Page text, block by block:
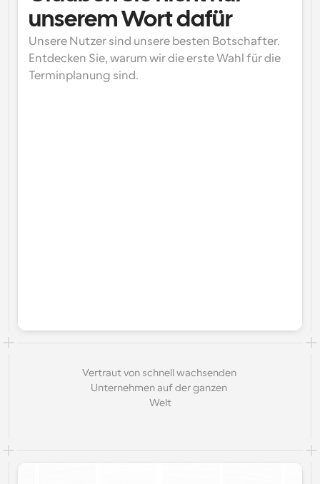
unserem Wort dafür
Unsere Nutzer sind unsere besten Botschafter.
Entdecken Sie, warum wir die erste Wahl für die
Terminplanung sind.
Vertraut von schnell wachsenden
Unternehmen auf der ganzen
Welt